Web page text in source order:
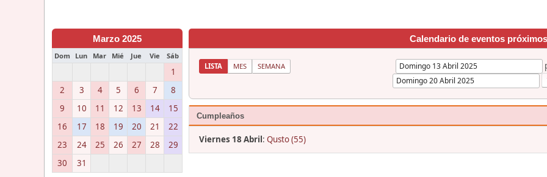
Marzo 2025
Dom Lun Mar Mié Jue Vie Sáb
1
2
3 4 5 6 7
8
9
10 11 12 13 14
15
16
17 18 19 20 21
22
23
24 25 26 27 28
29
30
31
Calendario de eventos próximos
LISTA MES SEMANA
Cumpleaños
Viernes 18 Abril: Qusto (55)